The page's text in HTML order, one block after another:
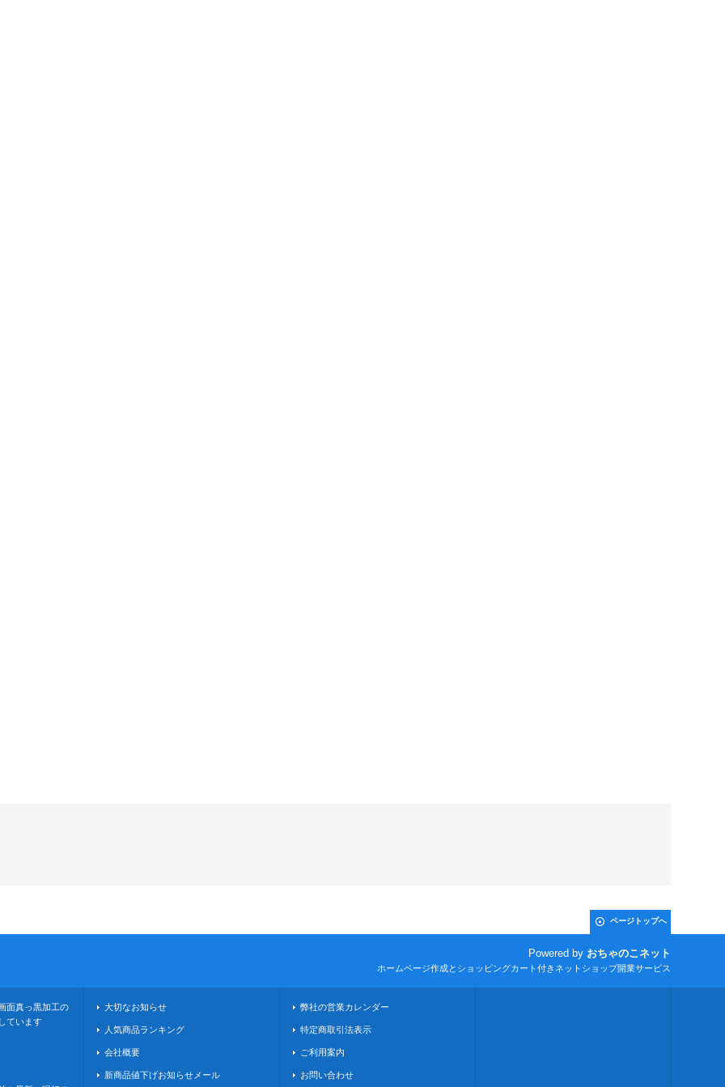
ページトップへ
Powered by おちゃのこネット
ホームページ作成とショッピングカート付きネットショップ開業サービス
面真っ黒加工の
ています
大切なお知らせ
人気商品ランキング
会社概要
新商品値下げお知らせメール
弊社の営業カレンダー
特定商取引法表示
ご利用案内
お問い合わせ